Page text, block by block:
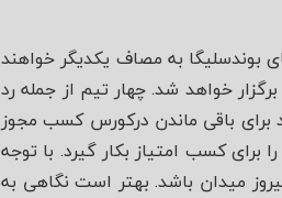
در قالب رقابت‌های بوندسلیگا به مصاف یکدیگر خواهند
رد بول آرنا برگزار خواهد شد. چهار تیم از جمله رد
برای باقی ماندن درکورس کسب مجوز
برای کسب امتیاز بکار گیرد. با توجه
میدان باشد. بهتر است نگاهی به